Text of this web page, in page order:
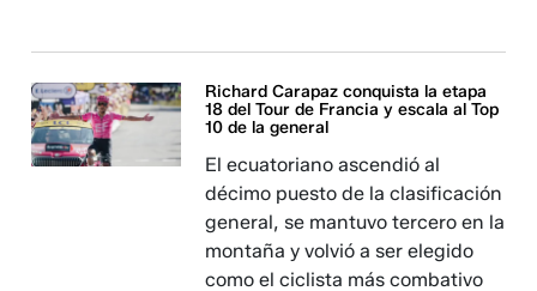
Richard Carapaz conquista la etapa
18 del Tour de Francia y escala al Top
10 de la general
El ecuatoriano ascendió al
décimo puesto de la clasificación
general, se mantuvo tercero en la
montaña y volvió a ser elegido
como el ciclista más combativo